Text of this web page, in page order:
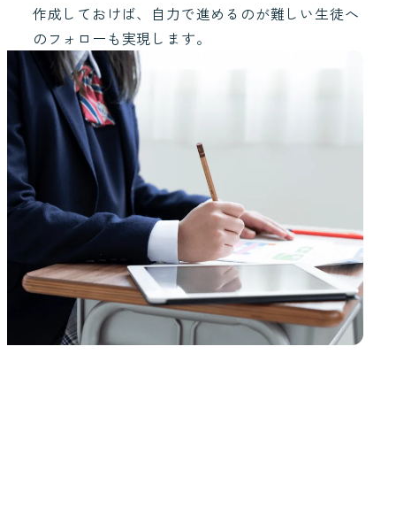
作成しておけば、自力で進めるのが難しい生徒へ
のフォローも実現します。